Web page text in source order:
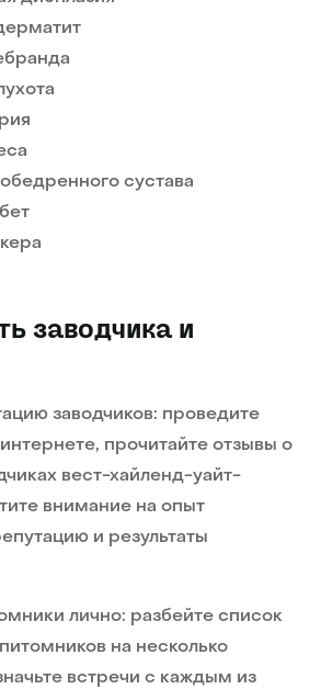
сустава
заводчика и
заводчиков: проведите
прочитайте отзывы о
вест-хайленд-уайт-
внимание на опыт
и результаты
лично: разбейте список
на несколько
встречи с каждым из